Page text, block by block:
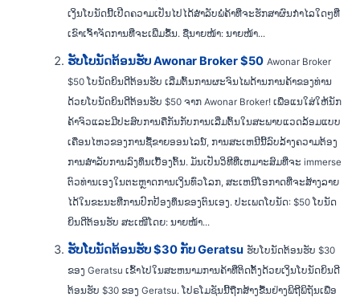
ເງິນໂບນັດນີ້ເປີດຄວາມເປັນໄປໄດ້ສໍາລັບພໍ່ຄ້າທີ່ຈະຮັກສາຜົນກໍາໄລໃດໆທີ່
ເຂົາເຈົ້າຈັດການທີ່ຈະເພີ່ມຂຶ້ນ. ຊື່ນາຍໜ້າ: ນາຍໜ້າ...
ຮັບໂບນັດຕ້ອນຮັບ Awonar Broker $50 Awonar Broker
$50 ໂບນັດຍິນດີຕ້ອນຮັບ ເລີ່ມຕົ້ນການຜະຈົນໄພດ້ານການຄ້າຂອງທ່ານ
ດ້ວຍໂບນັດຍິນດີຕ້ອນຮັບ $50 ຈາກ Awonar Broker! ເພື່ອແນໃສ່ໃຫ້ນັກ
ຄ້າຈົວແລະມີປະສົບການຄືກັນກັບການເລີ່ມຕົ້ນໃນສະພາບແວດລ້ອມແບບ
ເຄື່ອນໄຫວຂອງການຊື້ຂາຍອອນໄລນ໌, ການສະເຫນີນີ້ລົບລ້າງຄວາມຕ້ອງ
ການສໍາລັບການລົງທຶນເບື້ອງຕົ້ນ. ມັນເປັນວິທີທີ່ເຫມາະສົມທີ່ຈະ immerse
ຕົວທ່ານເອງໃນຕະຫຼາດການເງິນທົ່ວໂລກ, ສະເຫນີໂອກາດທີ່ຈະສ້າງລາຍ
ໄດ້ໃນຂະນະທີ່ການປົກປ້ອງທຶນຂອງຕົນເອງ. ປະເພດໂບນັດ: $50 ໂບນັດ
ຍິນດີຕ້ອນຮັບ ສະເໜີໂດຍ: ນາຍໜ້າ...
ຮັບໂບນັດຕ້ອນຮັບ $30 ກັບ Geratsu ຮັບໂບນັດຕ້ອນຮັບ $30
ຂອງ Geratsu ເຂົ້າໄປໃນສະຫນາມການຄ້າທີ່ຕິດຕັ້ງດ້ວຍເງິນໂບນັດຍິນດີ
ຕ້ອນຮັບ $30 ຂອງ Geratsu. ໂປຣໂມຊັນນີ້ຖືກສ້າງຂື້ນຢ່າງພິຖີພິຖັນເພື່ອ